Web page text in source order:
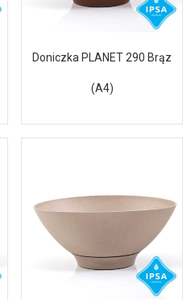
Doniczka PLANET 290 Brąz
(A4)